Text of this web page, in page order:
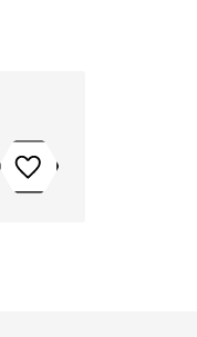
Toevoegen aan verlanglijstje